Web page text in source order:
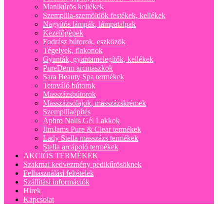
Manikűrös kellékek
Szempilla-szemöldök festékek, kellékek
Nagyítós lámpák, lámpatalpak
Kezelőgépek
Fodrász bútorok, eszközök
Tégelyek, flakonok
Gyanták, gyantamelegítők, kellékek
PureDerm arcmaszkok
Sara Beauty Spa termékek
Tetováló bútorok
Masszázsbútorok
Masszázsolajok, masszázskrémek
Szempillaépítés
Aphro Nails Gél Lakkok
JimJams Pure & Clear termékek
Lady Stella masszázs termékek
Stella arcápoló termékek
AKCIÓS TERMÉKEK
Szakmai kedvezmény pedikűrösöknek
Felhasználási feltételek
Szállítási információk
Hírek
Kapcsolat